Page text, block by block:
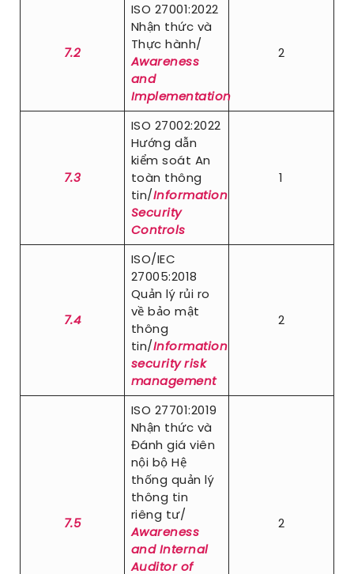
7.2
ISO 27001:2022
Nhận thức và
Thực hành/
Awareness
and
Implementation
2
7.3
ISO 27002:2022
Hướng dẫn
kiểm soát An
toàn thông
tin/Information
Security
Controls
1
7.4
ISO/IEC
27005:2018
Quản lý rủi ro
về bảo mật
thông
tin/Information
security risk
management
2
7.5
ISO 27701:2019
Nhận thức và
Đánh giá viên
nội bộ Hệ
thống quản lý
thông tin
riêng tư/
Awareness
and Internal
Auditor of
2